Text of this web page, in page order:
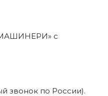
с
звонок по России).